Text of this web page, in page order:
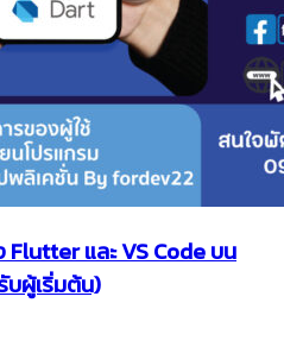
และ VS Code บน
บผู้เริ่มต้น)